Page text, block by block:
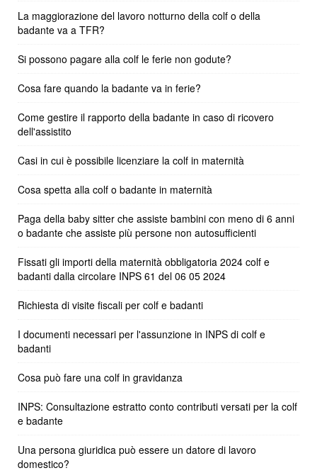
La maggiorazione del lavoro notturno della colf o della
badante va a TFR?
Si possono pagare alla colf le ferie non godute?
Cosa fare quando la badante va in ferie?
Come gestire il rapporto della badante in caso di ricovero
dell'assistito
Casi in cui è possibile licenziare la colf in maternità
Cosa spetta alla colf o badante in maternità
Paga della baby sitter che assiste bambini con meno di 6 anni
o badante che assiste più persone non autosufficienti
Fissati gli importi della maternità obbligatoria 2024 colf e
badanti dalla circolare INPS 61 del 06 05 2024
Richiesta di visite fiscali per colf e badanti
I documenti necessari per l'assunzione in INPS di colf e
badanti
Cosa può fare una colf in gravidanza
INPS: Consultazione estratto conto contributi versati per la colf
e badante
Una persona giuridica può essere un datore di lavoro
domestico?